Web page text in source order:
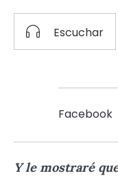
Escuchar
Facebook
Y le mostraré